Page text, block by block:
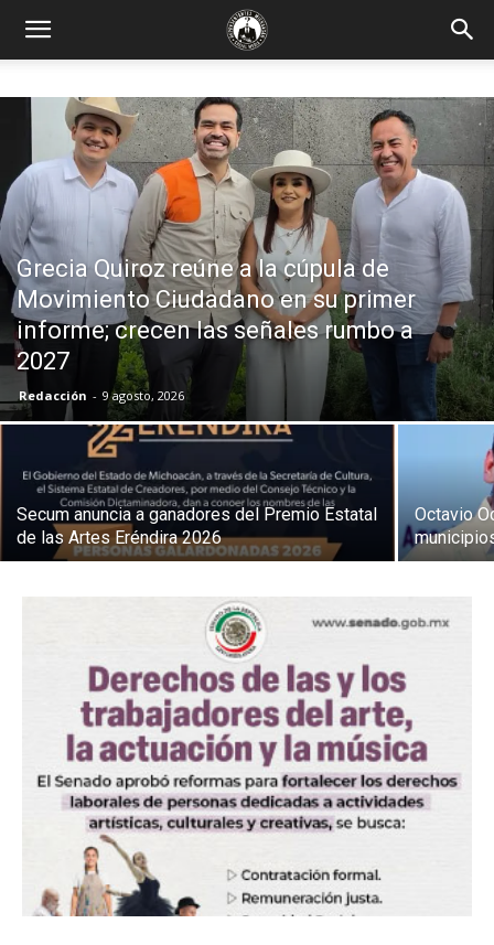
Grecia Quiroz reúne a la cúpula de
Movimiento Ciudadano en su primer
informe; crecen las señales rumbo a
2027
Redacción - 9 agosto, 2026
Secum anuncia a ganadores del Premio Estatal
de las Artes Eréndira 2026
Octavio